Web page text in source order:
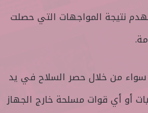
نتيجة المواجهات التي حصلت
سواء من خلال حصر السلاح في يد
أو أي قوات مسلحة خارج الجهاز